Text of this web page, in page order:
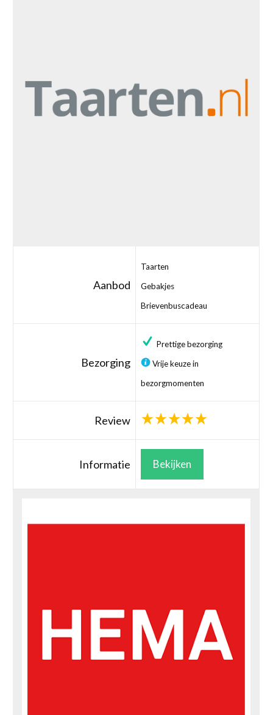
Aanbod
Taarten
Gebakjes
Brievenbuscadeau
Bezorging
Prettige bezorging
Vrije keuze in
bezorgmomenten
Review
Informatie Bekijken